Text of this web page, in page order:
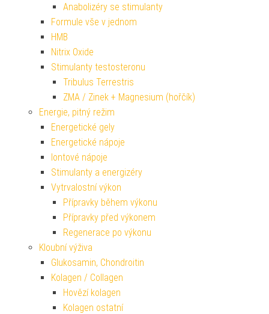
Anabolizéry se stimulanty
Formule vše v jednom
HMB
Nitrix Oxide
Stimulanty testosteronu
Tribulus Terrestris
ZMA / Zinek + Magnesium (hořčík)
Energie, pitný režim
Energetické gely
Energetické nápoje
Iontové nápoje
Stimulanty a energizéry
Vytrvalostní výkon
Přípravky během výkonu
Přípravky před výkonem
Regenerace po výkonu
Kloubní výživa
Glukosamin, Chondroitin
Kolagen / Collagen
Hovězí kolagen
Kolagen ostatní